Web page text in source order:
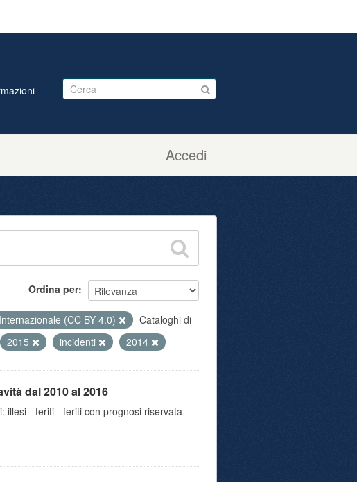
Accedi
Ordina per
(CC BY 4.0)
Cataloghi di
2015 incidenti 2014
dal 2010 al 2016
illesi - feriti - feriti con prognosi riservata -